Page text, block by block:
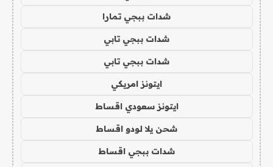
شدات ببجي تمارا
شدات ببجي تابي
شدات ببجي تابي
ايتونز امريكي
ايتونز سعودي اقساط
شحن يلا لودو اقساط
شدات ببجي اقساط